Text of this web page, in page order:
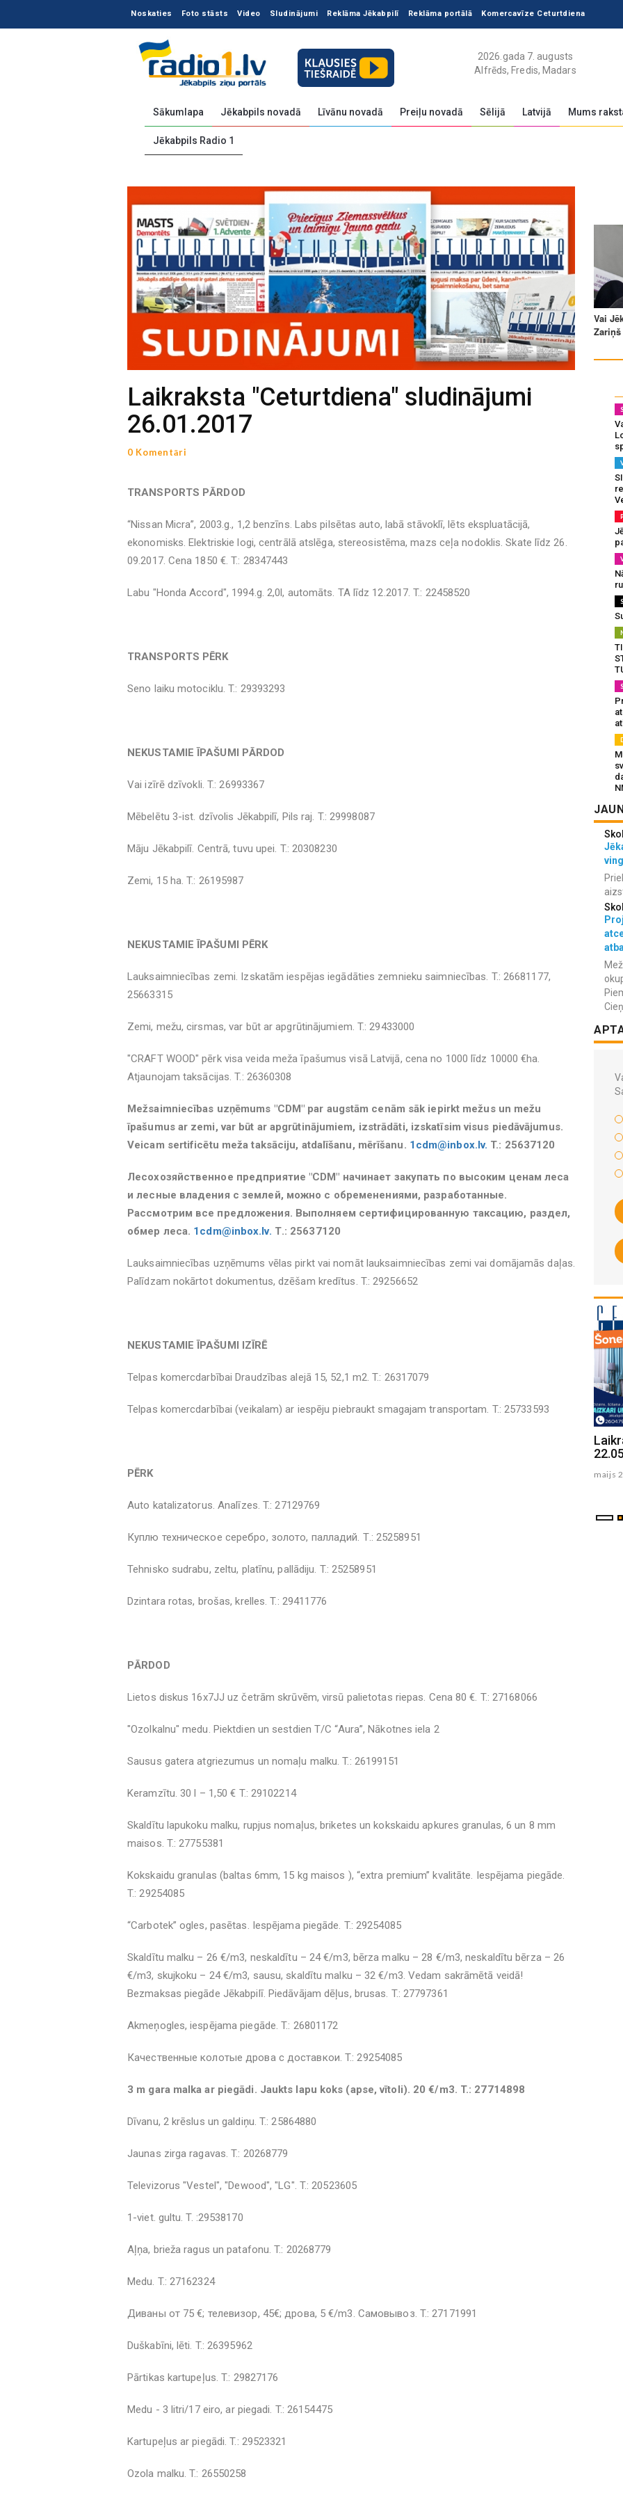
Noskaties Foto stāsts Video Sludinājumi Reklāma Jēkabpilī Reklāma portālā Komercavīze Ceturtdiena
2026.gada 7. augusts
Alfrēds, Fredis, Madars
Sākumlapa Jēkabpils novadā Līvānu novadā Preiļu novadā Sēlijā Latvijā Mums
Jēkabpils Radio 1
Laikraksta "Ceturtdiena" sludinājumi
26.01.2017
0 Komentāri
TRANSPORTS PĀRDOD
“Nissan Micra”, 2003.g., 1,2 benzīns. Labs pilsētas auto, labā stāvoklī, lēts ekspluatācijā,
ekonomisks. Elektriskie logi, centrālā atslēga, stereosistēma, mazs ceļa nodoklis. Skate līdz 26.
09.2017. Cena 1850 €. T.: 28347443
Labu "Honda Accord", 1994.g. 2,0l, automāts. TA līdz 12.2017. T.: 22458520
TRANSPORTS PĒRK
Seno laiku motociklu. T.: 29393293
NEKUSTAMIE ĪPAŠUMI PĀRDOD
Vai izīrē dzīvokli. T.: 26993367
Mēbelētu 3-ist. dzīvolis Jēkabpilī, Pils raj. T.: 29998087
Māju Jēkabpilī. Centrā, tuvu upei. T.: 20308230
Zemi, 15 ha. T.: 26195987
NEKUSTAMIE ĪPAŠUMI PĒRK
Lauksaimniecības zemi. Izskatām iespējas iegādāties zemnieku saimniecības. T.: 26681177,
25663315
Zemi, mežu, cirsmas, var būt ar apgrūtinājumiem. T.: 29433000
"CRAFT WOOD" pērk visa veida meža īpašumus visā Latvijā, cena no 1000 līdz 10000 €ha.
Atjaunojam taksācijas. T.: 26360308
Mežsaimniecības uzņēmums "CDM" par augstām cenām sāk iepirkt mežus un mežu
īpašumus ar zemi, var būt ar apgrūtinājumiem, izstrādāti, izskatīsim visus piedāvājumus.
Veicam sertificētu meža taksāciju, atdalīšanu, mērīšanu. 1cdm@inbox.lv. T.: 25637120
Лесохозяйственное предприятие "CDM" начинает закупать по высоким ценам леса
и лесные владения с землей, можно с обременениями, разработанные.
Рассмотрим все предложения. Выполняем сертифицированную таксацию, раздел,
обмер леса. 1cdm@inbox.lv. Т.: 25637120
Lauksaimniecības uzņēmums vēlas pirkt vai nomāt lauksaimniecības zemi vai domājamās daļas.
Palīdzam nokārtot dokumentus, dzēšam kredītus. T.: 29256652
NEKUSTAMIE ĪPAŠUMI IZĪRĒ
Telpas komercdarbībai Draudzības alejā 15, 52,1 m2. T.: 26317079
Telpas komercdarbībai (veikalam) ar iespēju piebraukt smagajam transportam. T.: 25733593
PĒRK
Auto katalizatorus. Analīzes. T.: 27129769
Куплю техническое серебро, золото, палладий. Т.: 25258951
Tehnisko sudrabu, zeltu, platīnu, pallādiju. T.: 25258951
Dzintara rotas, brošas, krelles. T.: 29411776
PĀRDOD
Lietos diskus 16x7JJ uz četrām skrūvēm, virsū palietotas riepas. Cena 80 €. T.: 27168066
"Ozolkalnu" medu. Piektdien un sestdien T/C “Aura”, Nākotnes iela 2
Sausus gatera atgriezumus un nomaļu malku. T.: 26199151
Keramzītu. 30 l – 1,50 € T.: 29102214
Skaldītu lapukoku malku, rupjus nomaļus, briketes un kokskaidu apkures granulas, 6 un 8 mm
maisos. T.: 27755381
Kokskaidu granulas (baltas 6mm, 15 kg maisos ), “extra premium” kvalitāte. Iespējama piegāde.
T.: 29254085
“Carbotek” ogles, pasētas. Iespējama piegāde. T.: 29254085
Skaldītu malku – 26 €/m3, neskaldītu – 24 €/m3, bērza malku – 28 €/m3, neskaldītu bērza – 26
€/m3, skujkoku – 24 €/m3, sausu, skaldītu malku – 32 €/m3. Vedam sakrāmētā veidā!
Bezmaksas piegāde Jēkabpilī. Piedāvājam dēļus, brusas. T.: 27797361
Akmeņogles, iespējama piegāde. T.: 26801172
Качественные колотые дрова с доставкои. T.: 29254085
3 m gara malka ar piegādi. Jaukts lapu koks (apse, vītoli). 20 €/m3. T.: 27714898
Dīvanu, 2 krēslus un galdiņu. T.: 25864880
Jaunas zirga ragavas. T.: 20268779
Televizorus "Vestel", "Dewood", "LG". T.: 20523605
1-viet. gultu. T. :29538170
Aļņa, brieža ragus un patafonu. T.: 20268779
Medu. T.: 27162324
Диваны от 75 €; телевизор, 45€; дрова, 5 €/m3. Cамовывоз. T.: 27171991
Duškabīni, lēti. T.: 26395962
Pārtikas kartupeļus. T.: 29827176
Medu - 3 litri/17 eiro, ar piegadi. T.: 26154475
Kartupeļus ar piegādi. T.: 29523321
Ozola malku. T.: 26550258
maijs